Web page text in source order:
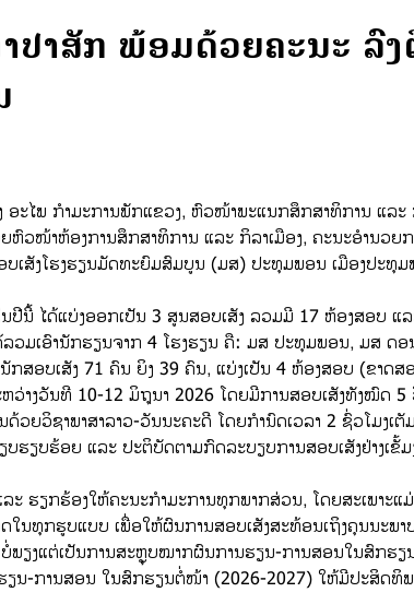
ສັກ ພ້ອມດ້ວຍຄະນະ ລົງ
ະໄພ ກຳມະການພັກແຂວງ, ຫົວໜ້າພະແນກສຶກສາທິການ ແລ
ວໜ້າຫ້ອງການສຶກສາທິການ ແລະ ກິລາເມືອງ, ຄະນະອຳນວ
ສັງໂຮງຮຽນມັດທະຍົມສົມບູນ (ມສ) ປະທຸມພອນ ເມືອງປະທຸມ
ປີນີ້ ໄດ້ແບ່ງອອກເປັນ 3 ສູນສອບເສັງ ລວມມີ 17 ຫ້ອງສອ
ມເອົານັກຮຽນຈາກ 4 ໂຮງຮຽນ ຄື: ມສ ປະທຸມພອນ, ມສ ດ
ອບເສັງ 71 ຄົນ ຍິງ 39 ຄົນ, ແບ່ງເປັນ 4 ຫ້ອງສອບ (ຂາດສ
ຫວ່າງວັນທີ 10-12 ມິຖຸນາ 2026 ໂດຍມີການສອບເສັງທັງໝົ
ວຍວິຊາພາສາລາວ-ວັນນະຄະດີ ໂດຍກຳນົດເວລາ 2 ຊົ່ວໂມ
ຮຽບຮ້ອຍ ແລະ ປະຕິບັດຕາມກົດລະບຽບການສອບເສັງຢ່າງເຂັ້
ຮຽກຮ້ອງໃຫ້ຄະນະກຳມະການທຸກພາກສ່ວນ, ໂດຍສະເພາະ
ໃນທຸກຮູບແບບ ເພື່ອໃຫ້ຜົນການສອບເສັງສະທ້ອນເຖິງຄຸນນະພ
ຽງແຕ່ເປັນການສະຫຼຸບໝາກຜົນການຮຽນ-ການສອນໃນສົກຮ
ນ-ການສອນ ໃນສົກຮຽນຕໍ່ໜ້າ (2026-2027) ໃຫ້ມີປະສິດທິ